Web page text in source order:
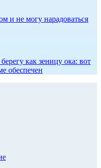
и не могу нарадоваться
как зеницу ока: вот
обеспечен